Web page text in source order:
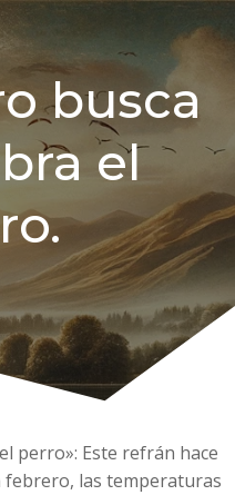
busca
el
perro»: Este refrán hace
febrero, las temperaturas